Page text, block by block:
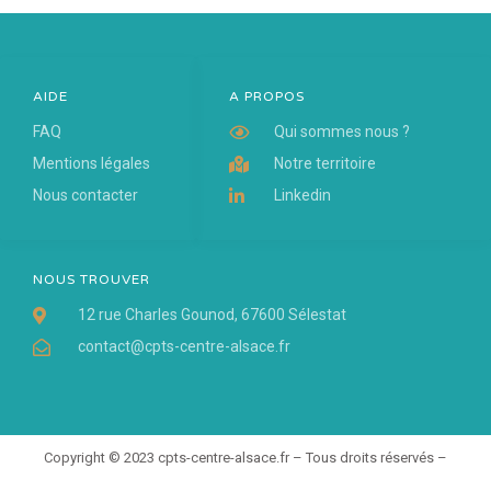
NOUS TROUVER
12 rue Charles Gounod, 67600 Sélestat
contact@cpts-centre-alsace.fr
A PROPOS
Qui sommes nous ?
Notre territoire
Linkedin
AIDE
FAQ
Mentions légales
Nous contacter
Copyright © 2023 cpts-centre-alsace.fr – Tous droits réservés –